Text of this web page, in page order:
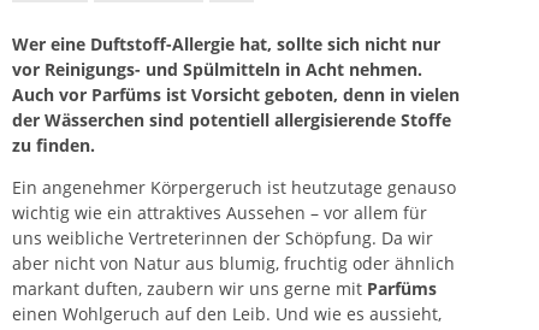
Wer eine Duftstoff-Allergie hat, sollte sich nicht nur
vor Reinigungs- und Spülmitteln in Acht nehmen.
Auch vor Parfüms ist Vorsicht geboten, denn in vielen
der Wässerchen sind potentiell allergisierende Stoffe
zu finden.
Ein angenehmer Körpergeruch ist heutzutage genauso
wichtig wie ein attraktives Aussehen – vor allem für
uns weibliche Vertreterinnen der Schöpfung. Da wir
aber nicht von Natur aus blumig, fruchtig oder ähnlich
markant duften, zaubern wir uns gerne mit Parfüms
einen Wohlgeruch auf den Leib. Und wie es aussieht,